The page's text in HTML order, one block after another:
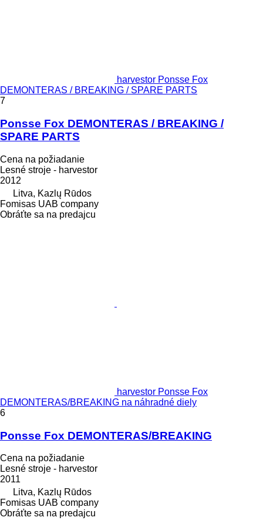
harvestor Ponsse Fox
DEMONTERAS / BREAKING / SPARE PARTS
7
Ponsse Fox DEMONTERAS / BREAKING /
SPARE PARTS
Cena na požiadanie
Lesné stroje - harvestor
2012
Litva, Kazlų Rūdos
Fomisas UAB company
Obráťte sa na predajcu
harvestor Ponsse Fox
DEMONTERAS/BREAKING na náhradné diely
6
Ponsse Fox DEMONTERAS/BREAKING
Cena na požiadanie
Lesné stroje - harvestor
2011
Litva, Kazlų Rūdos
Fomisas UAB company
Obráťte sa na predajcu